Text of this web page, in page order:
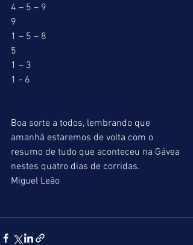
4 – 5 – 9
9
1 – 5 – 8
5
1 – 3
1 - 6
Boa sorte a todos, lembrando que
amanhã estaremos de volta com o
resumo de tudo que aconteceu na Gávea
nestes quatro dias de corridas.
Miguel Leão